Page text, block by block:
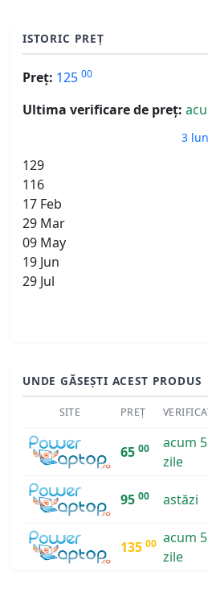
ISTORIC PREȚ
Preț: 125 00
Ultima verificare de preț:
3
129
116
17 Feb
29 Mar
09 May
19 Jun
29 Jul
UNDE GĂSEȘTI ACEST PRODUS
SITE PREȚ
65 00
acum 5
zile
95 00 astăzi
135 00 acum 5
zile